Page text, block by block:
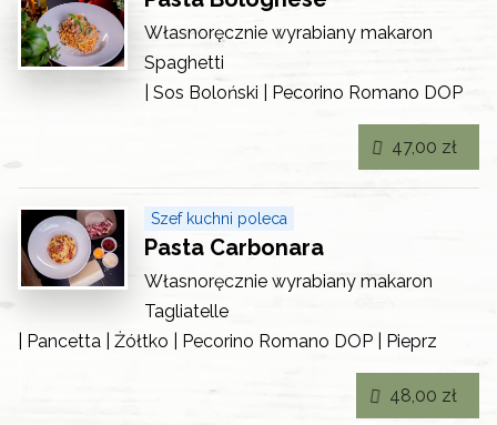
Własnoręcznie wyrabiany makaron
Spaghetti
| Sos Boloński | Pecorino Romano DOP
Szef kuchni poleca
Pasta Carbonara
Własnoręcznie wyrabiany makaron
Tagliatelle
| Pancetta | Żółtko | Pecorino Romano DOP | Pieprz